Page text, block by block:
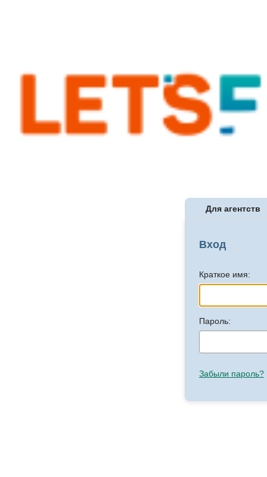
Для агентств
Вход
Краткое имя:
Пароль:
Забыли пароль?